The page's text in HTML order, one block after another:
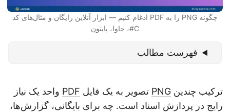
چگونه PNG را به PDF ادغام کنیم — ابزار آنلاین رایگان و مثال‌های کد
فهرست مطالب
ترکیب چندینPNGتصویر به یک فایلPDFواحد یک نیاز
رایج در پردازش اسناد است. چه برای بایگانی، گزارش‌ها،